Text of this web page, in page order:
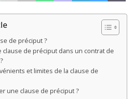
de préciput ?
de préciput dans un contrat de
et limites de la clause de
une clause de préciput ?